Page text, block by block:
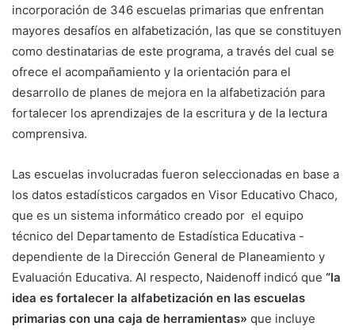
incorporación de 346 escuelas primarias que enfrentan
mayores desafíos en alfabetización, las que se constituyen
como destinatarias de este programa, a través del cual se
ofrece el acompañamiento y la orientación para el
desarrollo de planes de mejora en la alfabetización para
fortalecer los aprendizajes de la escritura y de la lectura
comprensiva.
Las escuelas involucradas fueron seleccionadas en base a
los datos estadísticos cargados en Visor Educativo Chaco,
que es un sistema informático creado por el equipo
técnico del Departamento de Estadística Educativa -
dependiente de la Dirección General de Planeamiento y
Evaluación Educativa. Al respecto, Naidenoff indicó que “la
idea es fortalecer la alfabetización en las escuelas
primarias con una caja de herramientas» que incluye